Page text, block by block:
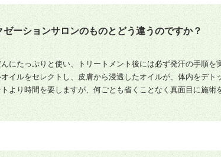
ーションサロンのものとどう違うのですか？
にたっぷりと使い、トリートメント後には必ず発汗の手順を
イルをセレクトし、皮膚から浸透したオイルが、体内をデト
より時間を要しますが、何ごとも省くことなく真面目に施術